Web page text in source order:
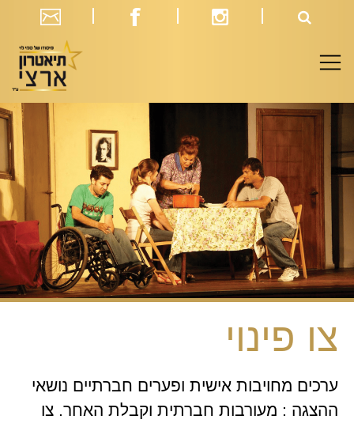
צו פינוי
ערכים מחויבות אישית ופערים חברתיים נושאי
ההצגה : מעורבות חברתית וקבלת האחר. צו